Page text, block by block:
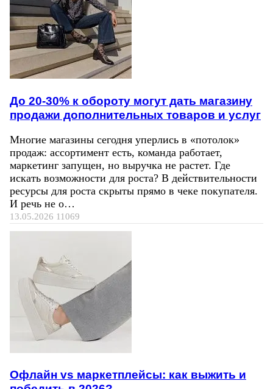
До 20-30% к обороту могут дать магазину
продажи дополнительных товаров и услуг
Многие магазины сегодня уперлись в «потолок»
продаж: ассортимент есть, команда работает,
маркетинг запущен, но выручка не растет. Где
искать возможности для роста? В действительности
ресурсы для роста скрыты прямо в чеке покупателя.
И речь не о…
13.05.2026 11069
Офлайн vs маркетплейсы: как выжить и